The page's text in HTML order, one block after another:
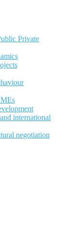
Private
international
negotiation